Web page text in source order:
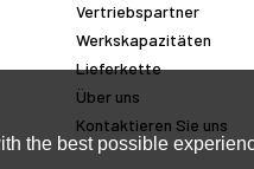
Vertriebspartner
Werkskapazitäten
Lieferkette
Über uns
Kontaktieren Sie uns
the best possible